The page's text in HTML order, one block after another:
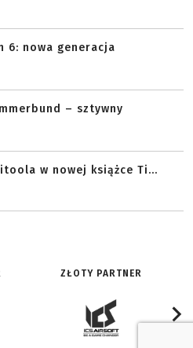
6: nowa generacja
– sztywny
w nowej książce Ti...
ZŁOTY PARTNER